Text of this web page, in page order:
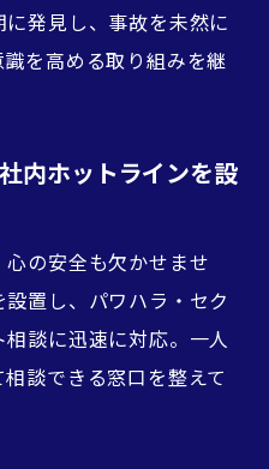
発見し、事故を未然に
を高める取り組みを継
内ホットラインを設
の安全も欠かせませ
置し、パワハラ・セク
談に迅速に対応。一人
談できる窓口を整えて